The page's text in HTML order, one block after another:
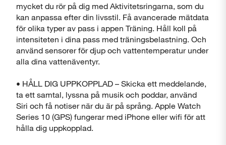
mycket du rör på dig med Aktivitetsringarna, som du
kan anpassa efter din livsstil. Få avancerade mätdata
för olika typer av pass i appen Träning. Håll koll på
intensiteten i dina pass med träningsbelastning. Och
använd sensorer för djup och vattentemperatur under
alla dina vattenäventyr.
• HÅLL DIG UPPKOPPLAD – Skicka ett meddelande,
ta ett samtal, lyssna på musik och poddar, använd
Siri och få notiser när du är på språng. Apple Watch
Series 10 (GPS) fungerar med iPhone eller wifi för att
hålla dig uppkopplad.